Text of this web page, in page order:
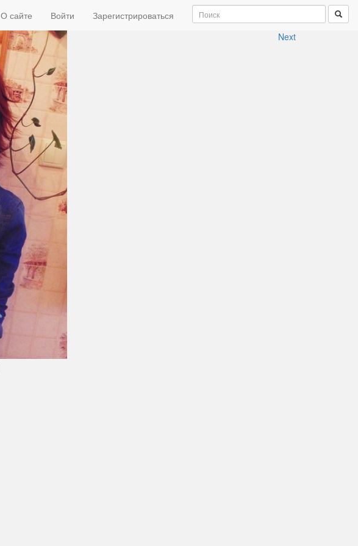
О сайте Войти
Зарегистрироваться
Next